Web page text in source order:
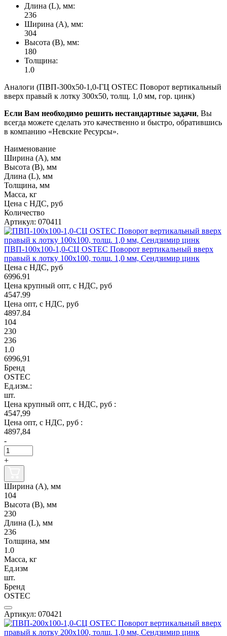
Длина (L), мм:
236
Ширина (А), мм:
304
Высота (В), мм:
180
Толщина:
1.0
Аналоги (ПВП-300х50-1,0-ГЦ OSTEC Поворот вертикальный
вверх правый к лотку 300х50, толщ. 1,0 мм, гор. цинк)
Если Вам необходимо решить нестандартные задачи, Вы
всегда можете сделать это качественно и быстро, обратившись
в компанию «Невские Ресурсы».
Наименование
Ширина (А), мм
Высота (В), мм
Длина (L), мм
Толщина, мм
Масса, кг
Цена с НДС, руб
Количество
Артикул: 070411
ПВП-100х100-1,0-СЦ OSTEC Поворот вертикальный вверх
правый к лотку 100х100, толщ. 1,0 мм, Сендзимир цинк
Цена с НДС, руб
6996.91
Цена крупный опт, с НДС, руб
4547.99
Цена опт, с НДС, руб
4897.84
104
230
236
1.0
6996,91
Бренд
OSTEC
Ед.изм.:
шт.
Цена крупный опт, с НДС, руб :
4547,99
Цена опт, с НДС, руб :
4897,84
-
+
Ширина (А), мм
104
Высота (В), мм
230
Длина (L), мм
236
Толщина, мм
1.0
Масса, кг
Ед.изм
шт.
Бренд
OSTEC
Артикул: 070421